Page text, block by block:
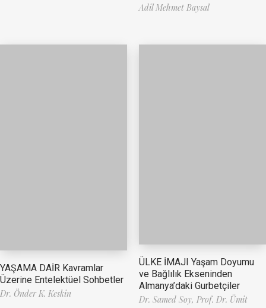
Adil Mehmet Baysal
YAŞAMA DAİR Kavramlar
Üzerine Entelektüel Sohbetler
Dr. Önder K. Keskin
ÜLKE İMAJI Yaşam Doyumu
ve Bağlılık Ekseninden
Almanya’daki Gurbetçiler
Dr. Samed Soy, Prof. Dr. Ümit